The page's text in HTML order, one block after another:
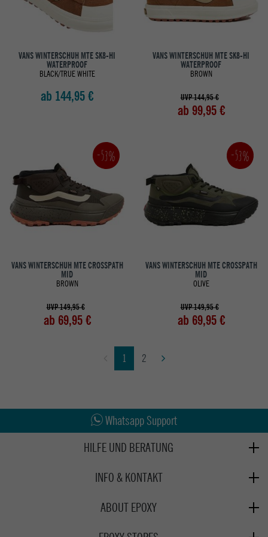
VANS WINTERSCHUH MTE SK8-HI
WATERPROOF
BLACK/TRUE WHITE
ab 144,95 €
VANS WINTERSCHUH MTE SK8-HI
WATERPROOF
BROWN
UVP 144,95 €
ab 99,95 €
-53%
VANS WINTERSCHUH MTE CROSSPATH
MID
BROWN
UVP 149,95 €
ab 69,95 €
-53%
VANS WINTERSCHUH MTE CROSSPATH
MID
OLIVE
UVP 149,95 €
ab 69,95 €
1 2
Whatsapp Support
HILFE UND BERATUNG
Retoure
INFO & KONTAKT
Samstag: 10:00 - 17:00
ABOUT EPOXY